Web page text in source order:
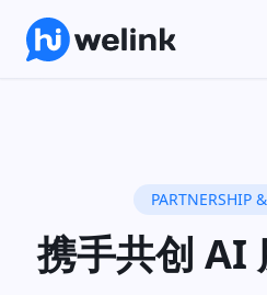
PARTNERSHIP
携手共创 AI